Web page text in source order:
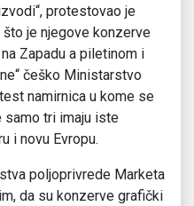
protestovao je
je njegove konzerve
Zapadu a piletinom i
češko Ministarstvo
namirnica u kome se
samo tri imaju iste
i novu Evropu.
poljoprivrede Marketa
da su konzerve grafički